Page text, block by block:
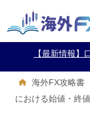
【最新情報】
海外FX攻略書
における始値・終